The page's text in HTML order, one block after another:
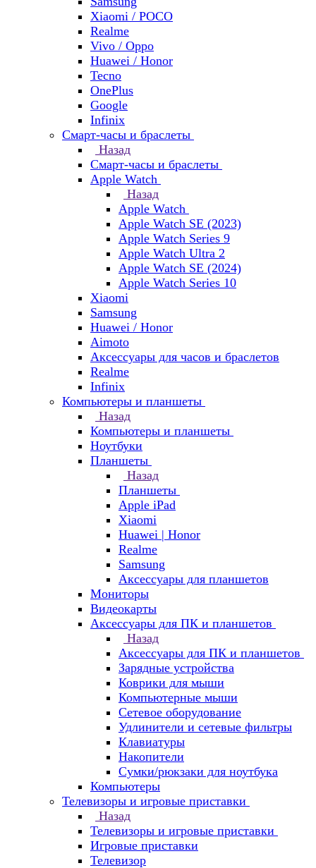
Xiaomi / POCO
Realme
Vivo / Oppo
Huawei / Honor
Tecno
OnePlus
Google
Infinix
Смарт-часы и браслеты
Назад
Смарт-часы и браслеты
Apple Watch
Назад
Apple Watch
Apple Watch SE (2023)
Apple Watch Series 9
Apple Watch Ultra 2
Apple Watch SE (2024)
Apple Watch Series 10
Xiaomi
Samsung
Huawei / Honor
Aimoto
Аксессуары для часов и браслетов
Realme
Infinix
Компьютеры и планшеты
Назад
Компьютеры и планшеты
Ноутбуки
Планшеты
Назад
Планшеты
Apple iPad
Xiaomi
Huawei | Honor
Realme
Samsung
Аксессуары для планшетов
Мониторы
Видеокарты
Аксессуары для ПК и планшетов
Назад
Аксессуары для ПК и планшетов
Зарядные устройства
Коврики для мыши
Компьютерные мыши
Сетевое оборудование
Удлинители и сетевые фильтры
Клавиатуры
Накопители
Сумки/рюкзаки для ноутбука
Компьютеры
Телевизоры и игровые приставки
Назад
Телевизоры и игровые приставки
Игровые приставки
Телевизор